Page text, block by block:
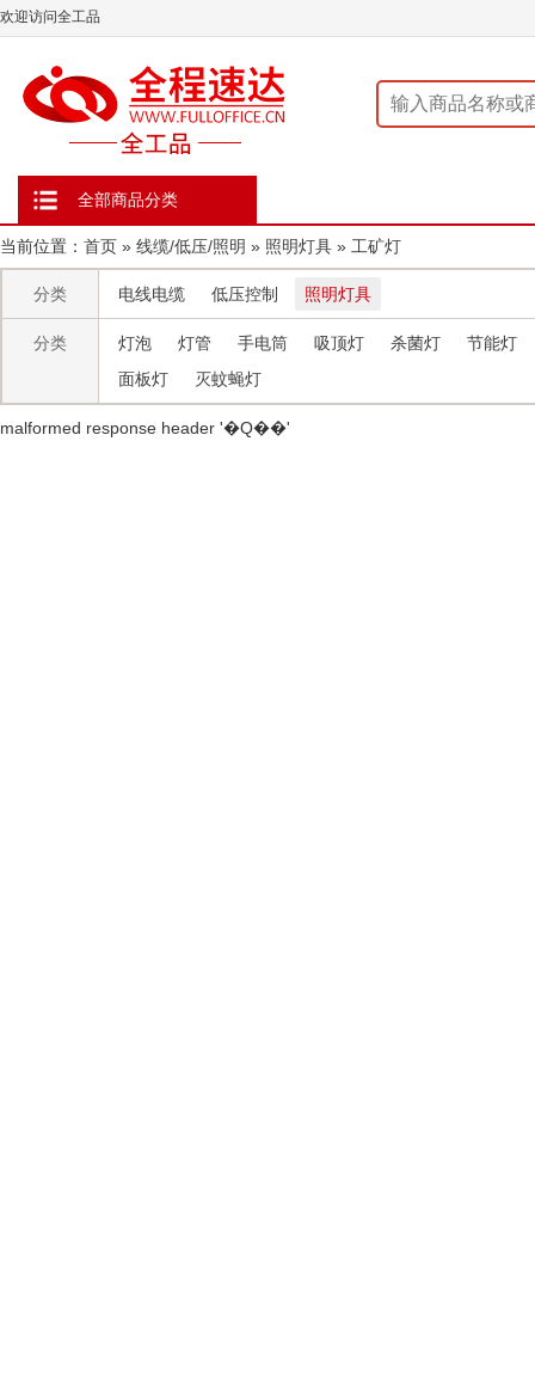
欢迎访问全工品
全部商品分类
当前位置： 首页 » 线缆/低压/照明 » 照明灯具 » 工矿灯
分类 电线电缆 低压控制 照明灯具
分类 灯泡 灯管 手电筒 吸顶灯 杀菌灯
节能灯
面板灯
灭蚊蝇灯
malformed response header ' �Q��'